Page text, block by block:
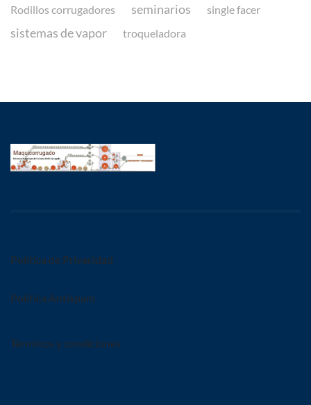
Rodillos corrugadores seminarios single facer
sistemas de vapor troqueladora
Política de Privacidad
Política Antispam
Términos y condiciones